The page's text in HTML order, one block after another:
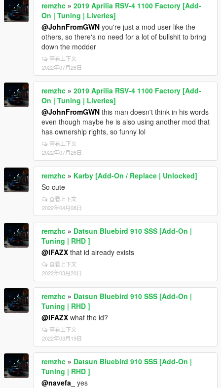
remzhc » 2019 Aprilia RSV-4 1100 Factory [Add-
On | Tuning | Liveries]
@JohnFromGWN you're just a mod user like the
others, so there's no need for a lot of bullshit to bring
down the modder
查看上下文
2022年07月26日
remzhc » 2019 Aprilia RSV-4 1100 Factory [Add-
On | Tuning | Liveries]
@JohnFromGWN this man doesn't think in his words
even though maybe he is also using another mod that
has ownership rights, so funny lol
查看上下文
2022年07月26日
remzhc » Karby [Add-On / Replace | Unlocked]
So cute
查看上下文
2022年04月08日
remzhc » Datsun Bluebird 910 SSS [Add-On |
Tuning | RHD ]
@lFAZX that id already exists
查看上下文
2022年03月20日
remzhc » Datsun Bluebird 910 SSS [Add-On |
Tuning | RHD ]
@lFAZX what the id?
查看上下文
2022年03月19日
remzhc » Datsun Bluebird 910 SSS [Add-On |
Tuning | RHD ]
@navefa_ yes